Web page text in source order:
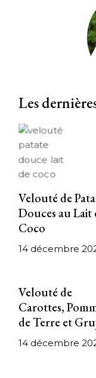
Les
Velouté de
Douces au Lait
Coco
14 décembre
Velouté de
Carottes,
de Terre et
14 décembre